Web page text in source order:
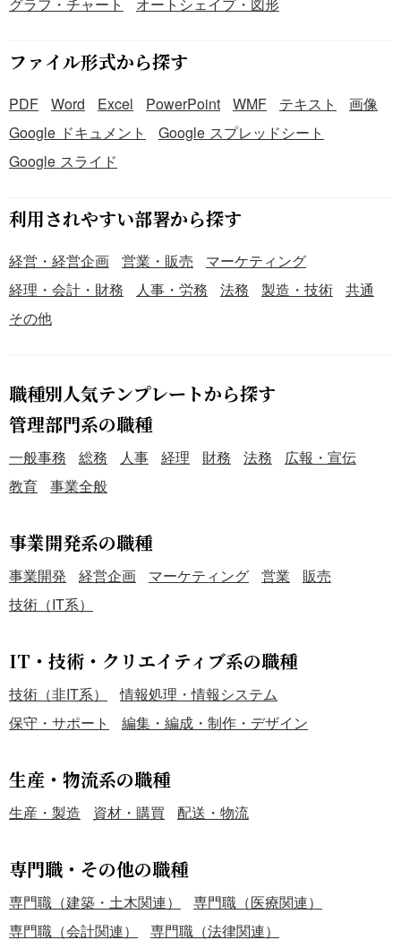
ファイル形式から探す
PDF Word Excel PowerPoint WMF テキスト
画像
Google ドキュメント
Google スプレッドシート
Google スライド
利用されやすい部署から探す
経営・経営企画 営業・販売
マーケティング
経理・会計・財務
人事・労務 法務 製造・技術
共通
その他
職種別人気テンプレートから探す
管理部門系の職種
一般事務 総務 人事 経理 財務 法務
広報・宣伝
教育
事業全般
事業開発系の職種
事業開発 経営企画 マーケティング 営業
販売
技術（IT系）
IT・技術・クリエイティブ系の職種
技術（非IT系）
情報処理・情報システム
保守・サポート
編集・編成・制作・デザイン
生産・物流系の職種
生産・製造 資材・購買 配送・物流
専門職・その他の職種
専門職（建築・土木関連）
専門職（医療関連）
専門職（会計関連）
専門職（法律関連）